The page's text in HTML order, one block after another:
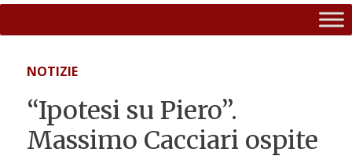
NOTIZIE
“Ipotesi su Piero”.
Massimo Cacciari ospite